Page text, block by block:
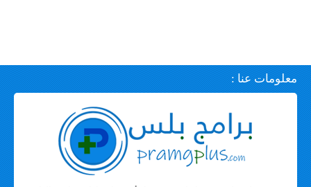
معلومات عنا :